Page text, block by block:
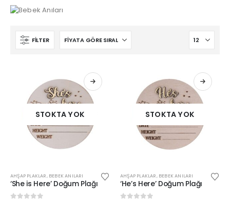
FILTER
STOKTA YOK
AHŞAP PLAKLAR, BEBEK ANILARI
‘She is Here’ Doğum Plağı
STOKTA YOK
AHŞAP PLAKLAR, BEBEK ANILARI
‘He’s Here’ Doğum Plağı